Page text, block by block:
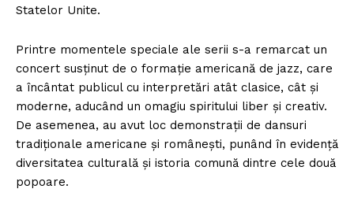
Statelor Unite.
Printre momentele speciale ale serii s-a remarcat un
concert susținut de o formație americană de jazz, care
a încântat publicul cu interpretări atât clasice, cât și
moderne, aducând un omagiu spiritului liber și creativ.
De asemenea, au avut loc demonstrații de dansuri
tradiționale americane și românești, punând în evidență
diversitatea culturală și istoria comună dintre cele două
popoare.